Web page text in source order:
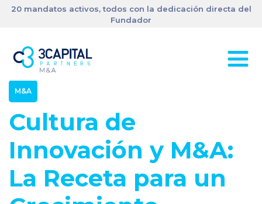
20 mandatos activos, todos con la dedicación directa del
Fundador
M&A
Cultura de
Innovación y M&A:
La Receta para un